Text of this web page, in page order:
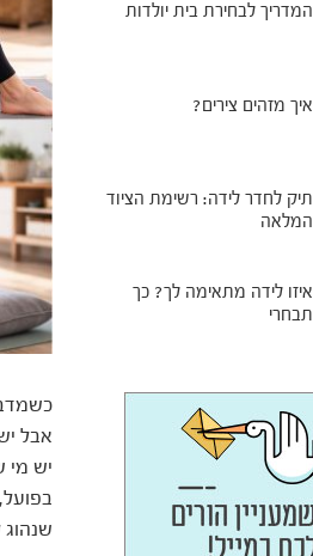
אבל
יש מי
המדריך לבחירת בית יולדות
איך מזהים צירים?
תיק לחדר לידה: רשימת הציוד
המלאה
איזו לידה מתאימה לך? כך
תבחרי